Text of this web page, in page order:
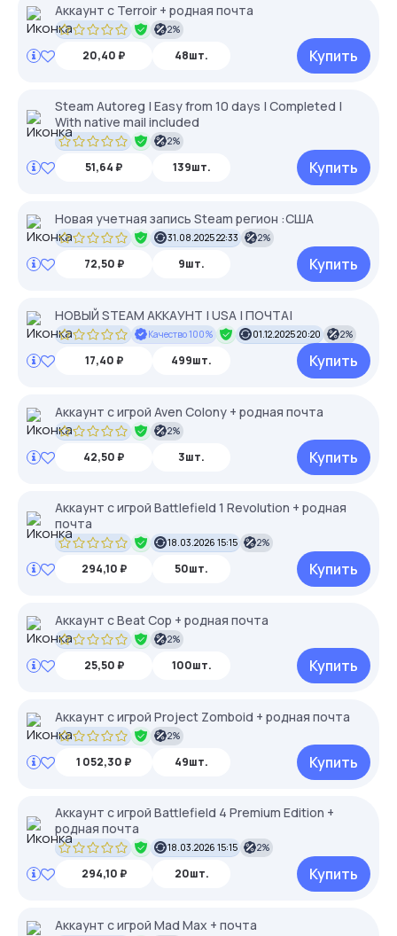
Аккаунт с Terroir + родная почта
2%
20,40 ₽ 48шт. Купить
Steam Autoreg | Easy from 10 days | Completed |
With native mail included
2%
51,64 ₽ 139шт. Купить
Новая учетная запись Steam регион :США
31.08.2025 22:33 2%
72,50 ₽ 9шт. Купить
НОВЫЙ STEAM АККАУНТ | USA | ПОЧТА|
Качество 100% 01.12.2025 20:20 2%
17,40 ₽ 499шт. Купить
Аккаунт с игрой Aven Colony + родная почта
2%
42,50 ₽ 3шт. Купить
Аккаунт с игрой Battlefield 1 Revolution + родная
почта
18.03.2026 15:15 2%
294,10 ₽ 50шт. Купить
Аккаунт с Beat Cop + родная почта
2%
25,50 ₽ 100шт. Купить
Аккаунт с игрой Project Zomboid + родная почта
2%
1 052,30 ₽ 49шт. Купить
Аккаунт с игрой Battlefield 4 Premium Edition +
родная почта
18.03.2026 15:15 2%
294,10 ₽ 20шт. Купить
Аккаунт с игрой Mad Max + почта